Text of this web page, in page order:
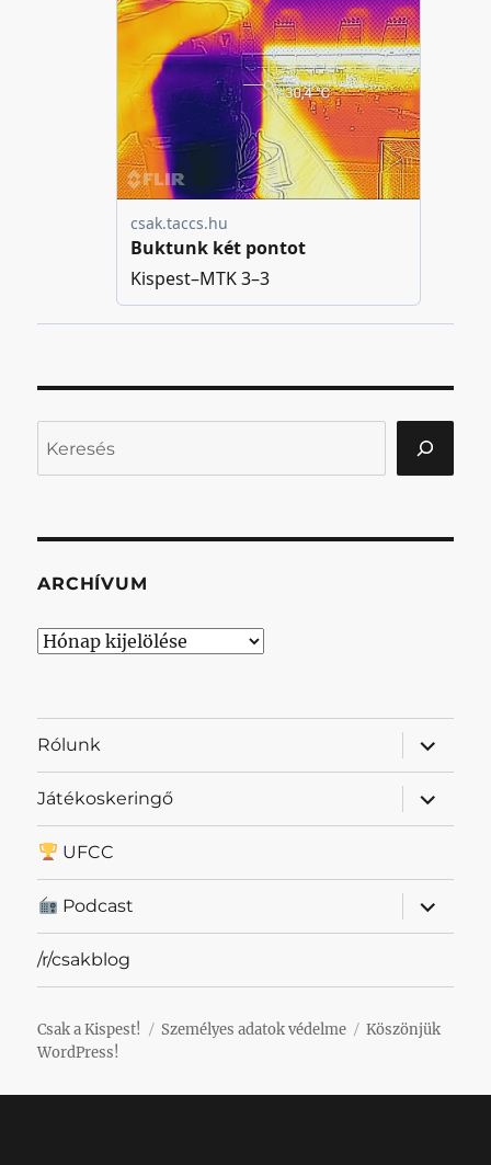
ARCHÍVUM
Archívum
Rólunk
almenü
Játékoskeringő
almenü
UFCC
Podcast
almenü
/r/csakblog
Csak a Kispest! Személyes adatok védelme
Köszönjük
WordPress!